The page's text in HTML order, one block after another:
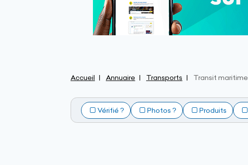
Accueil Annuaire Transports Transit maritime
Vérifié ? Photos ? Produits